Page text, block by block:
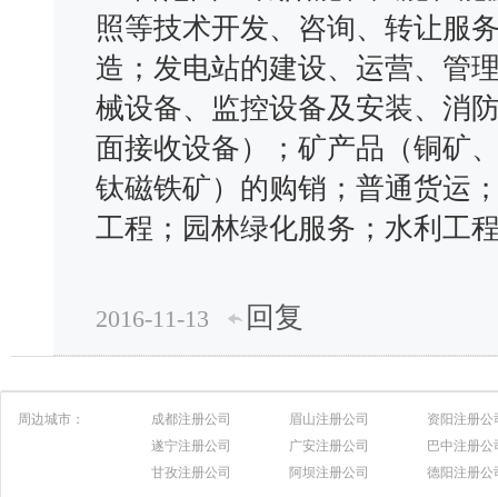
照等技术开发、咨询、转让服
造；发电站的建设、运营、管
械设备、监控设备及安装、消
面接收设备）；矿产品（铜矿
钛磁铁矿）的购销；普通货运
工程；园林绿化服务；水利工
2016-11-13 回复
周边城市： 成都注册公司 眉山注册公司
资阳注册公
遂宁注册公司
广安注册公司
巴中注册公
甘孜注册公司
阿坝注册公司 德阳注册公